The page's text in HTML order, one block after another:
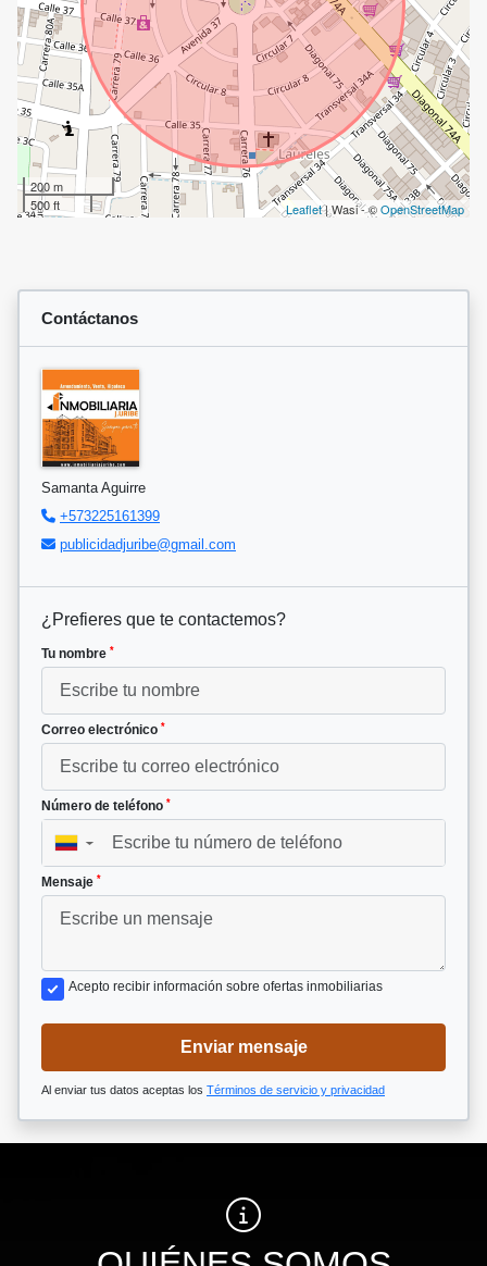
200 m
500 ft
Leaflet| Wasi - ©OpenStreetMap
Contáctanos
Samanta Aguirre
+573225161399
publicidadjuribe@gmail.com
¿Prefieres que te contactemos?
Tu nombre *
Correo electrónico *
Número de teléfono *
▼
Mensaje *
Acepto recibir información sobre ofertas inmobiliarias
Enviar mensaje
Al enviar tus datos aceptas los Términos de servicio y privacidad